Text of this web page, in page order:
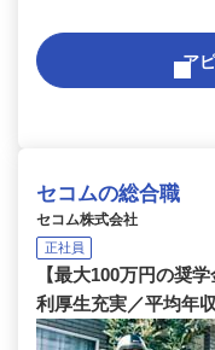
ア
セコムの総合職
セコム株式会社
正社員
【最大100万円の奨
利厚生充実／平均年